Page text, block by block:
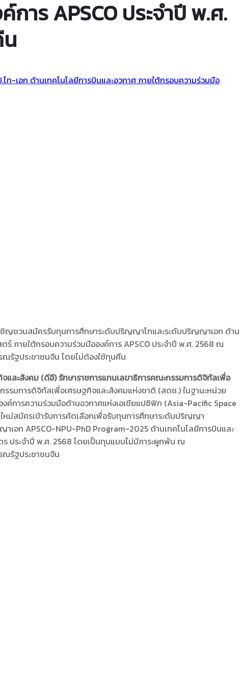
าร APSCO ประจำปี พ.ศ.
ชิญชวนสมัครรับทุนการศึกษาระดับปริญญาโทและระดับปริญญาเอก ด้าน
ร์ ภายใต้กรอบความร่วมมือองค์การ APSCO ประจำปี พ.ศ. 2568 ณ
รัฐประชาชนจีน โดยไม่ต้องใช้ทุนคืน
และสังคม (ดีอี) รักษาราชการแทนเลขาธิการคณะกรรมการดิจิทัลเพื่อ
รมการดิจิทัลเพื่อเศรษฐกิจและสังคมแห่งชาติ (สดช.) ในฐานะหน่วย
งค์การความร่วมมือด้านอวกาศแห่งเอเชียแปซิฟิก (Asia-Pacific Space
ม่สมัครเข้ารับการคัดเลือกเพื่อรับทุนการศึกษาระดับปริญญา
เอก APSCO-NPU-PhD Program-2025 ด้านเทคโนโลยีการบินและ
ประจำปี พ.ศ. 2568 โดยเป็นทุนแบบไม่มีภาระผูกพัน ณ
ณรัฐประชาชนจีน